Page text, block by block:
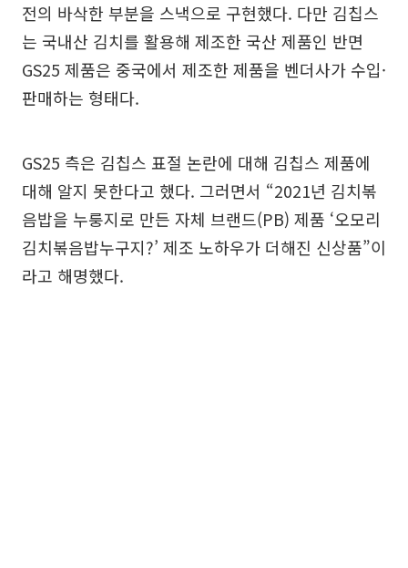
전의 바삭한 부분을 스낵으로 구현했다. 다만 김칩스
는 국내산 김치를 활용해 제조한 국산 제품인 반면
GS25 제품은 중국에서 제조한 제품을 벤더사가 수입·
판매하는 형태다.
GS25 측은 김칩스 표절 논란에 대해 김칩스 제품에
대해 알지 못한다고 했다. 그러면서 “2021년 김치볶
음밥을 누룽지로 만든 자체 브랜드(PB) 제품 ‘오모리
김치볶음밥누구지?’ 제조 노하우가 더해진 신상품”이
라고 해명했다.